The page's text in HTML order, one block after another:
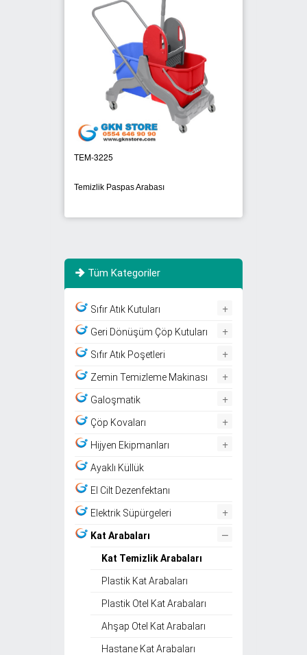
SIFIR ATIK GERİ DÖNÜŞÜM
KUTULARI
TEM-3225
Temizlik Paspas Arabası
Tüm Kategoriler
Sıfır Atık Kutuları +
Geri Dönüşüm Çöp Kutuları +
Sıfır Atık Poşetleri +
Zemin Temizleme Makinası +
Galoşmatik +
Çöp Kovaları +
Hijyen Ekipmanları +
Ayaklı Küllük
El Cilt Dezenfektanı
Elektrik Süpürgeleri +
Kat Arabaları –
Kat Temizlik Arabaları
Plastik Kat Arabaları
Plastik Otel Kat Arabaları
Ahşap Otel Kat Arabaları
Hastane Kat Arabaları